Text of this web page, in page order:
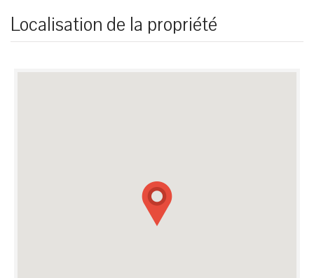
Localisation de la propriété